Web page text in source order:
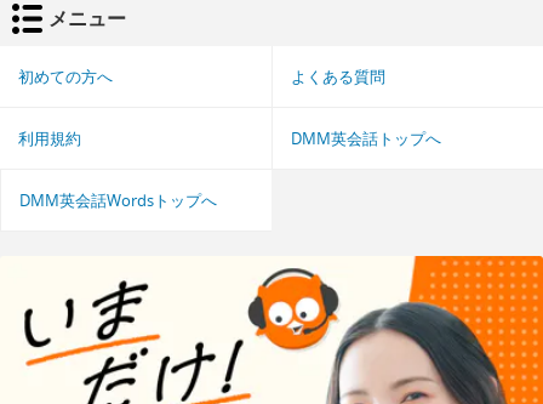
メニュー
初めての方へ よくある質問
利用規約 DMM英会話トップへ
DMM英会話Wordsトップへ